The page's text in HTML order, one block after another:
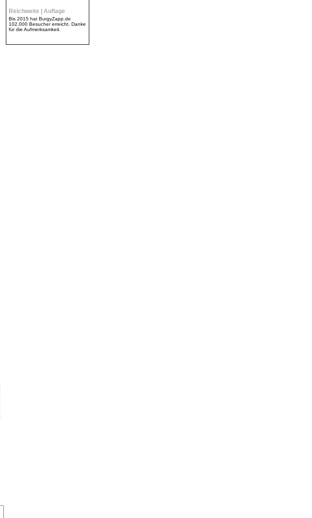
Reichweite | Auflage
Bis 2015 hat BurgyZapp.de
102.000 Besucher erreicht. Danke
für die Aufmerksamkeit.